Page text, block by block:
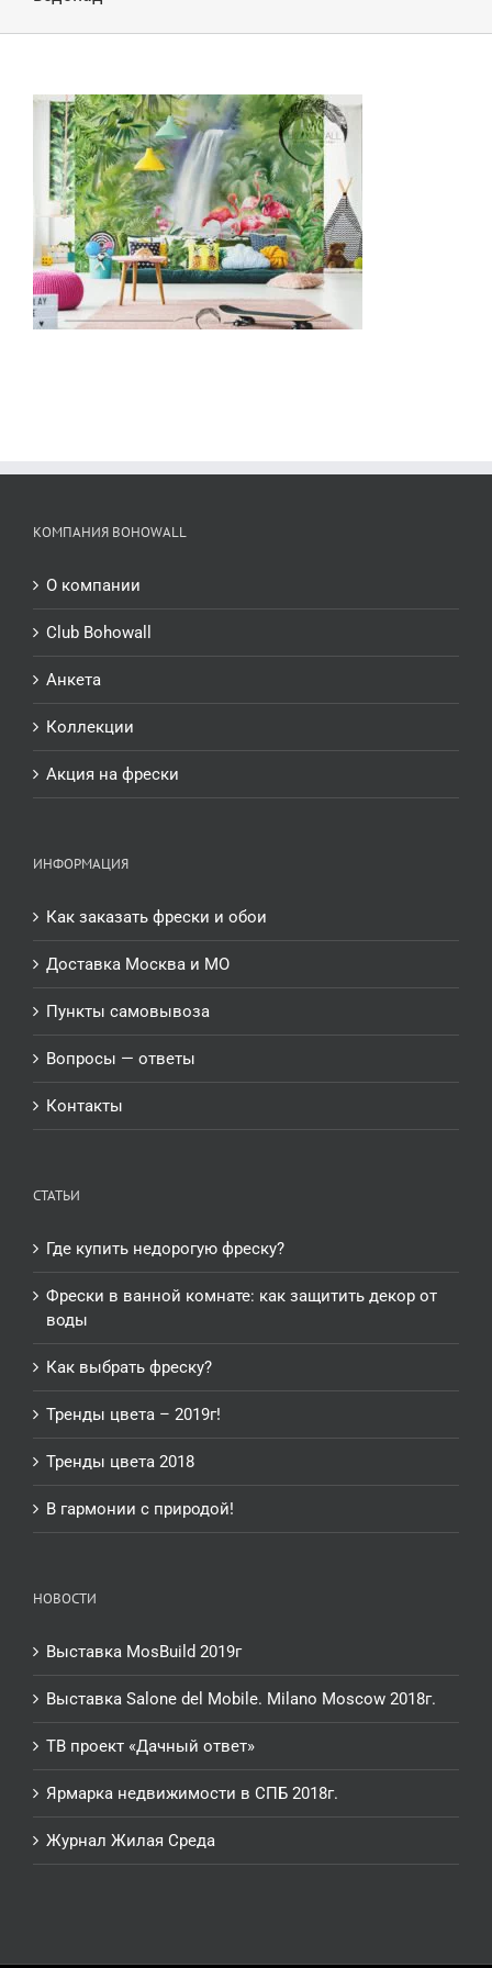
КОМПАНИЯ BOHOWALL
О компании
Club Bohowall
Анкета
Коллекции
Акция на фрески
ИНФОРМАЦИЯ
Как заказать фрески и обои
Доставка Москва и МО
Пункты самовывоза
Вопросы — ответы
Контакты
СТАТЬИ
Где купить недорогую фреску?
Фрески в ванной комнате: как защитить декор от
воды
Как выбрать фреску?
Тренды цвета – 2019г!
Тренды цвета 2018
В гармонии с природой!
НОВОСТИ
Выставка MosBuild 2019г
Выставка Salone del Mobile. Milano Moscow 2018г.
ТВ проект «Дачный ответ»
Ярмарка недвижимости в СПБ 2018г.
Журнал Жилая Среда